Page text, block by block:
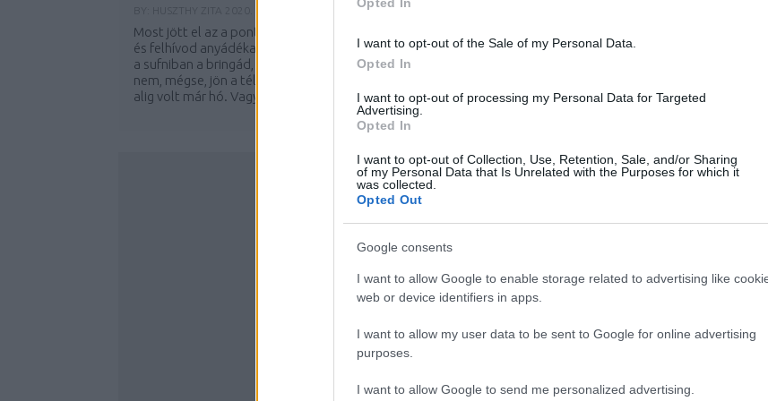
I want to opt-out of the Sale of my Personal Data.
Opted In
I want to opt-out of processing my Personal Data for Targeted
Advertising.
Opted In
I want to opt-out of Collection, Use, Retention, Sale, and/or Sharing
of my Personal Data that Is Unrelated with the Purposes for which it
was collected.
Opted Out
Google consents
I want to allow Google to enable storage related to advertising like
web or device identifiers in apps.
I want to allow my user data to be sent to Google for online advertising
purposes.
I want to allow Google to send me personalized advertising.
Most jött el az a pont, hogy nyúlsz a telefonért
és felhívod anyádékat, hogy ugye ott van még
a sufniban a bringád, mert elhoznád Pestre? De
nem, mégse, jön a tél… Milyen tél? Tavaly is
alig volt már hó. Vagy akkor inkább a...
Közlekedés, öltözködés, KRESZ, biztonság?
Kisokost tapasztalt városi bringások és...
A bicikli nem egyszerűen közlekedési eszköz,
hanem egy igazi stíluselem. Nem kér
hiszen maga öltöztet. És még a városokat is